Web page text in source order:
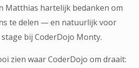
Matthias hartelijk bedanken om
te delen — en natuurlijk voor
bij CoderDojo Monty.
zien waar CoderDojo om draait: